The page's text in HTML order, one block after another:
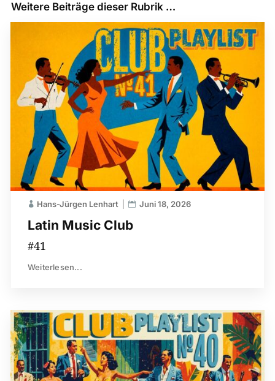
Weitere Beiträge dieser Rubrik …
Latin Music Club
Hans-Jürgen Lenhart Juni 18, 2026
#41
Weiterlesen...